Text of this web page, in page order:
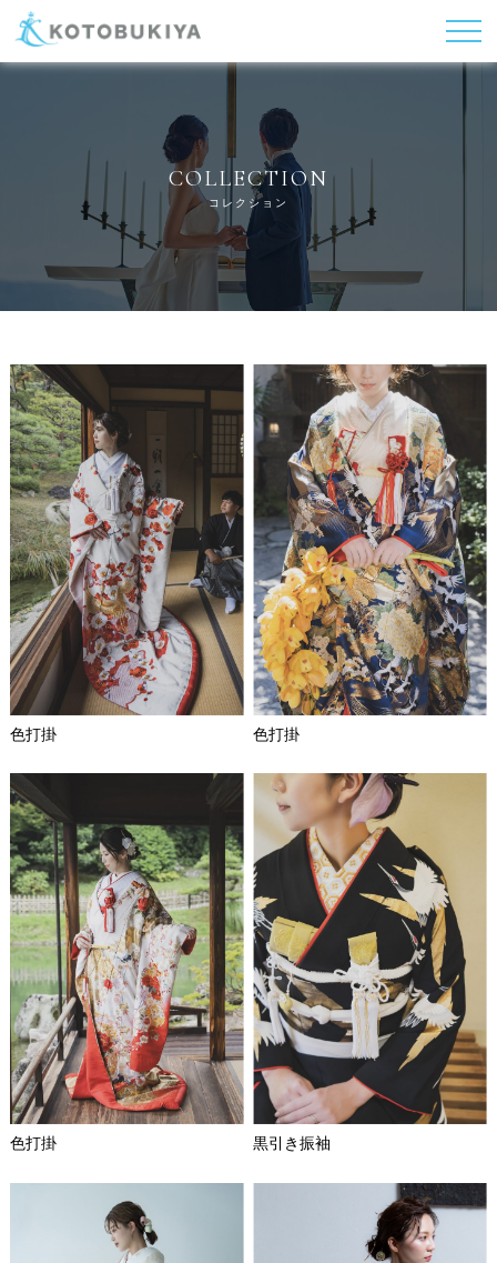
COLLECTION
コレクション
色打掛 色打掛
色打掛 黒引き振袖